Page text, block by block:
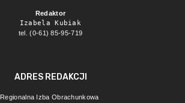
Redaktor
Izabela Kubiak
tel. (0-61) 85-95-719
ADRES REDAKCJI
Regionalna Izba Obrachunkowa